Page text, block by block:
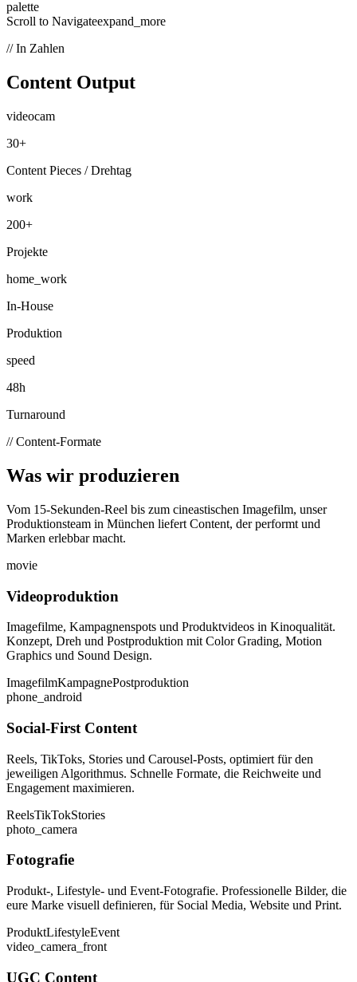
palette
Scroll to Navigateexpand_more
// In Zahlen
Content Output
videocam
30+
Content Pieces / Drehtag
work
200+
Projekte
home_work
In-House
Produktion
speed
48h
Turnaround
// Content-Formate
Was wir produzieren
Vom 15-Sekunden-Reel bis zum cineastischen Imagefilm, unser
Produktionsteam in München liefert Content, der performt und
Marken erlebbar macht.
movie
Videoproduktion
Imagefilme, Kampagnenspots und Produktvideos in Kinoqualität.
Konzept, Dreh und Postproduktion mit Color Grading, Motion
Graphics und Sound Design.
ImagefilmKampagnePostproduktion
phone_android
Social-First Content
Reels, TikToks, Stories und Carousel-Posts, optimiert für den
jeweiligen Algorithmus. Schnelle Formate, die Reichweite und
Engagement maximieren.
ReelsTikTokStories
photo_camera
Fotografie
Produkt-, Lifestyle- und Event-Fotografie. Professionelle Bilder, die
eure Marke visuell definieren, für Social Media, Website und Print.
ProduktLifestyleEvent
video_camera_front
UGC Content